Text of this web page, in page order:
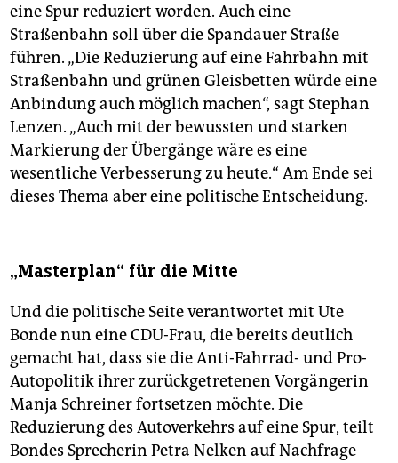
eine Spur reduziert worden. Auch eine
Straßenbahn soll über die Spandauer Straße
führen. „Die Reduzierung auf eine Fahrbahn mit
Straßenbahn und grünen Gleisbetten würde eine
Anbindung auch möglich machen“, sagt Stephan
Lenzen. „Auch mit der bewussten und starken
Markierung der Übergänge wäre es eine
wesentliche Verbesserung zu heute.“ Am Ende sei
dieses Thema aber eine politische Entscheidung.
„Masterplan“ für die Mitte
Und die politische Seite verantwortet mit Ute
Bonde nun eine CDU-Frau, die bereits deutlich
gemacht hat, dass sie die Anti-Fahrrad- und Pro-
Autopolitik ihrer zurückgetretenen Vorgängerin
Manja Schreiner fortsetzen möchte. Die
Reduzierung des Autoverkehrs auf eine Spur, teilt
Bondes Sprecherin Petra Nelken auf Nachfrage